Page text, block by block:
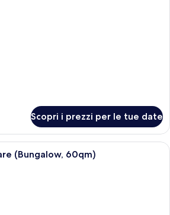
Scopri i prezzi per le tue date
Camera d'albergo con un'ampia
(Bungalow, 60qm)